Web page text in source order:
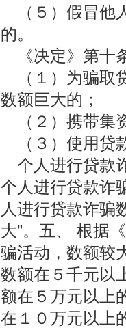
（５）假冒他
的。
《决定》第十
（１）为骗取
数额巨大的；
（２）携带集
（３）使用贷
个人进行贷款
个人进行贷款诈
人进行贷款诈骗
大”。五、 根据
骗活动，数额较
数额在５千元以
额在５万元以上
在１０万元以上